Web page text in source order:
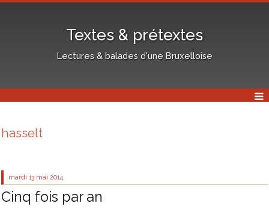
Textes & prétextes
Lectures & balades d'une Bruxelloise
hasselt
mardi 13 mai 2014
Cinq fois par an